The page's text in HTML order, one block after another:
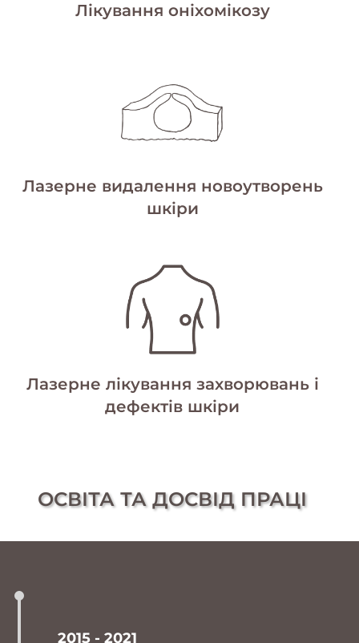
Лікування оніхомікозу
Лазерне видалення новоутворень
шкіри
Лазерне лікування захворювань і
дефектів шкіри
ОСВІТА ТА ДОСВІД ПРАЦІ
2015 - 2021